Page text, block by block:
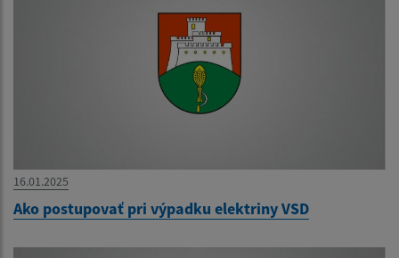
16.01.2025
Ako postupovať pri výpadku elektriny VSD